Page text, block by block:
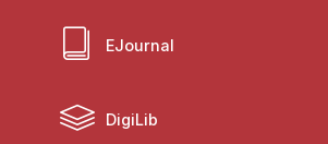
EJournal
DigiLib